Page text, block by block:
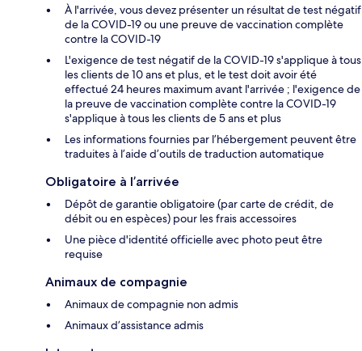
À l'arrivée, vous devez présenter un résultat de test négatif
de la COVID-19 ou une preuve de vaccination complète
contre la COVID-19
L'exigence de test négatif de la COVID-19 s'applique à tous
les clients de 10 ans et plus, et le test doit avoir été
effectué 24 heures maximum avant l'arrivée ; l'exigence de
la preuve de vaccination complète contre la COVID-19
s'applique à tous les clients de 5 ans et plus
Les informations fournies par l’hébergement peuvent être
traduites à l’aide d’outils de traduction automatique
Obligatoire à l’arrivée
Dépôt de garantie obligatoire (par carte de crédit, de
débit ou en espèces) pour les frais accessoires
Une pièce d'identité officielle avec photo peut être
requise
Animaux de compagnie
Animaux de compagnie non admis
Animaux d’assistance admis